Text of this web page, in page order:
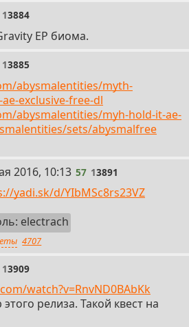
13884
EP биома.
13885
abysmalentities/myth-
exclusive-free-dl
abysmalentities/myh-hold-it-ae-
sets/abysmalfree
2016, 10:13 57 13891
yadi.sk/d/YIbMSc8rs23VZ
electrach
4707
13909
watch?v=RnvND0BAbKk
релиза. Такой квест на